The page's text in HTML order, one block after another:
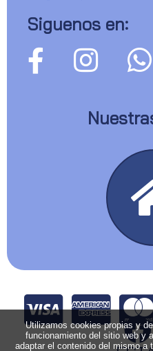
Siguenos en:
Utilizamos cookies propias y
funcionamiento del sitio web y
adaptar el contenido del mismo a